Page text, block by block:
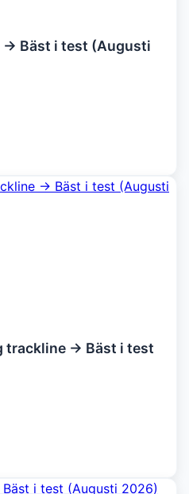
→ Bäst i test (Augusti
trackline → Bäst i test